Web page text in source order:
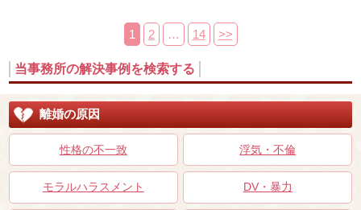
1 2 … 14 >>
当事務所の解決事例を検索する
離婚の原因
性格の不一致 浮気・不倫
モラルハラスメント DV・暴力